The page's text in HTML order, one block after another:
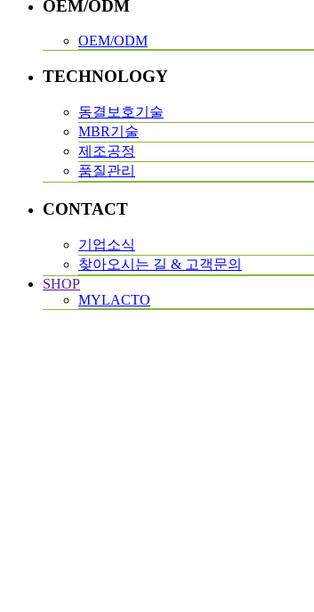
OEM/ODM
OEM/ODM
TECHNOLOGY
동결보호기술
MBR기술
제조공정
품질관리
CONTACT
기업소식
찾아오시는 길 & 고객문의
SHOP
MYLACTO